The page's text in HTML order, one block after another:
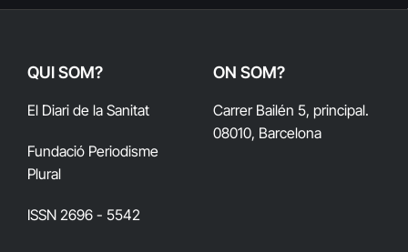
QUI SOM?
El Diari de la Sanitat
Fundació Periodisme
Plural
ISSN 2696 - 5542
ON SOM?
Carrer Bailén 5, principal.
08010, Barcelona